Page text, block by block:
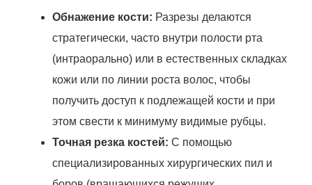
Обнажение кости: Разрезы делаются
стратегически, часто внутри полости рта
(интраорально) или в естественных складках
кожи или по линии роста волос, чтобы
получить доступ к подлежащей кости и при
этом свести к минимуму видимые рубцы.
Точная резка костей: С помощью
специализированных хирургических пил и